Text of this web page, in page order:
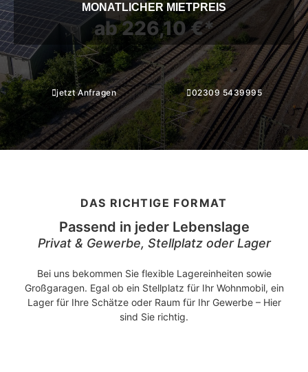
MONATLICHER MIETPREIS
ab 226,10 €*
jetzt Anfragen 02309 5439995
DAS RICHTIGE FORMAT
Passend in jeder Lebenslage
Privat & Gewerbe, Stellplatz oder Lager
Bei uns bekommen Sie flexible Lagereinheiten sowie
Großgaragen. Egal ob ein Stellplatz für Ihr Wohnmobil, ein
Lager für Ihre Schätze oder Raum für Ihr Gewerbe – Hier
sind Sie richtig.
NRW. Ruhrgebiet. Nähe Gelsenkirchen, Oberhausen,
Essen, Gladbeck. Bottrop nähe Stadtmitte, -Ebel, -
Vonderort, -Welheimer Mark, -Welheim, Bottrop-Süd.